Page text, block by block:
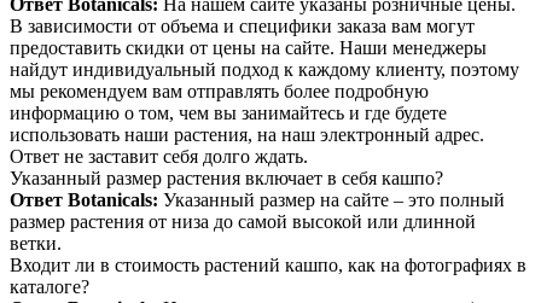
Ответ Botanicals: На нашем сайте указаны розничные цены.
В зависимости от объема и специфики заказа вам могут
предоставить скидки от цены на сайте. Наши менеджеры
найдут индивидуальный подход к каждому клиенту, поэтому
мы рекомендуем вам отправлять более подробную
информацию о том, чем вы занимайтесь и где будете
использовать наши растения, на наш электронный адрес.
Ответ не заставит себя долго ждать.
Указанный размер растения включает в себя кашпо?
Ответ Botanicals: Указанный размер на сайте – это полный
размер растения от низа до самой высокой или длинной
ветки.
Входит ли в стоимость растений кашпо, как на фотографиях в
каталоге?